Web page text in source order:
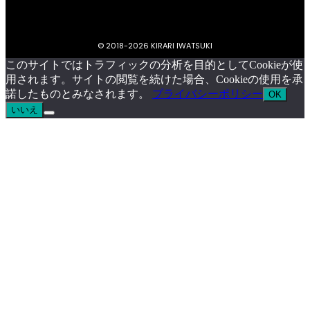
© 2018-2026 KIRARI IWATSUKI
このサイトではトラフィックの分析を目的としてCookieが使
用されます。サイトの閲覧を続けた場合、Cookieの使用を承
諾したものとみなされます。 プライバシーポリシー OK
いいえ